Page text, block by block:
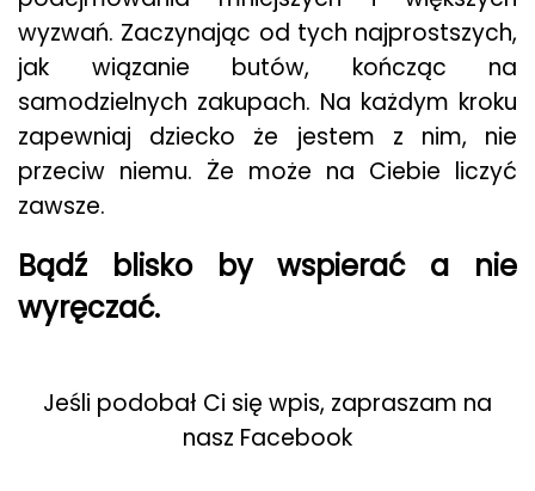
wyzwań. Zaczynając od tych najprostszych,
jak wiązanie butów, kończąc na
samodzielnych zakupach. Na każdym kroku
zapewniaj dziecko że jestem z nim, nie
przeciw niemu. Że może na Ciebie liczyć
zawsze.
Bądź blisko by wspierać a nie
wyręczać.
Jeśli podobał Ci się wpis, zapraszam na
nasz Facebook